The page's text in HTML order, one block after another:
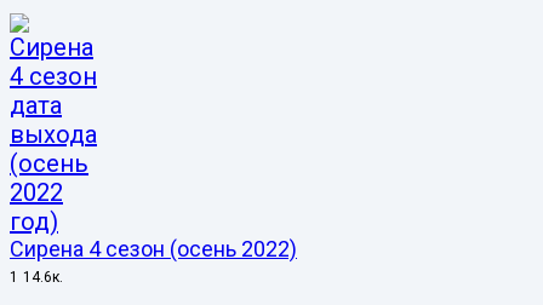
Сирена 4 сезон (осень 2022)
1 14.6к.